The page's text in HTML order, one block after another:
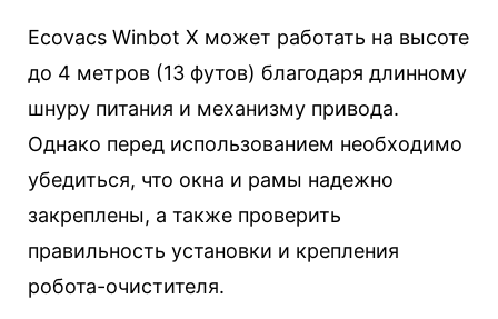
Ecovacs Winbot X может работать на высоте
до 4 метров (13 футов) благодаря длинному
шнуру питания и механизму привода.
Однако перед использованием необходимо
убедиться, что окна и рамы надежно
закреплены, а также проверить
правильность установки и крепления
робота-очистителя.